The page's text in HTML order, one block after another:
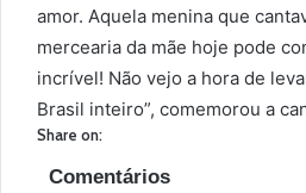
amor. Aquela menina que
mercearia da mãe hoje pode
incrível! Não vejo a hora de
Brasil inteiro”, comemorou a
Share on:
Comentários